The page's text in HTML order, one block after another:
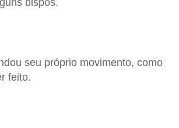
seu próprio movimento, como
feito.